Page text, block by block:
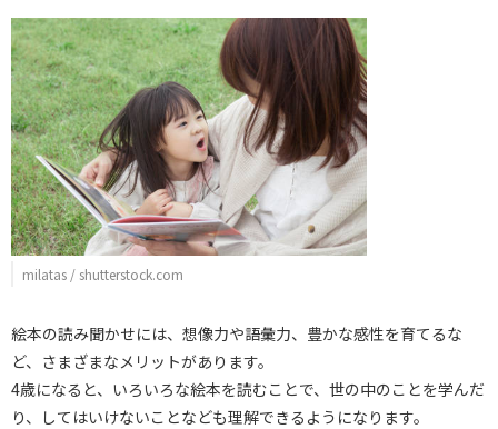
milatas / shutterstock.com
絵本の読み聞かせには、想像力や語彙力、豊かな感性を育てるな
ど、さまざまなメリットがあります。
4歳になると、いろいろな絵本を読むことで、世の中のことを学んだ
り、してはいけないことなども理解できるようになります。